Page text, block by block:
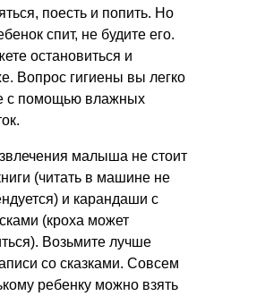
поесть и попить. Но
спит, не будите его.
остановиться и
Вопрос гигиены вы легко
с помощью влажных
малыша не стоит
(читать в машине не
и карандаши с
(кроха может
Возьмите лучше
со сказками. Совсем
ребенку можно взять